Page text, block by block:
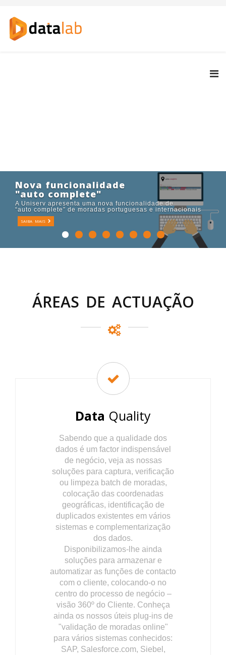
Nova funcionalidade
"auto complete"
A Uniserv apresenta uma nova funcionalidade de
“auto complete” de moradas portuguesas e internacionais
SAIBA MAIS
ÁREAS DE ACTUAÇÃO
Data Quality
Sabendo que a qualidade dos
dados é um factor indispensável
de negócio, veja as nossas
soluções para captura, verificação
ou limpeza batch de moradas,
colocação das coordenadas
geográficas, identificação de
duplicados existentes em vários
sistemas e complementarização
dos dados.
Disponibilizamos-lhe ainda
soluções para armazenar e
automatizar as funções de contacto
com o cliente, colocando-o no
centro do processo de negócio –
visão 360º do Cliente. Conheça
ainda os nossos úteis plug-ins de
"validação de moradas online"
para vários sistemas conhecidos:
SAP, Salesforce.com, Siebel,